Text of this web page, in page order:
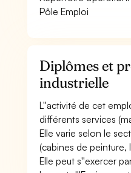
Pôle Emploi
Diplômes et
industrielle
L''activité de cet
différents services
Elle varie selon le
(cabines de
Elle peut s''exercer